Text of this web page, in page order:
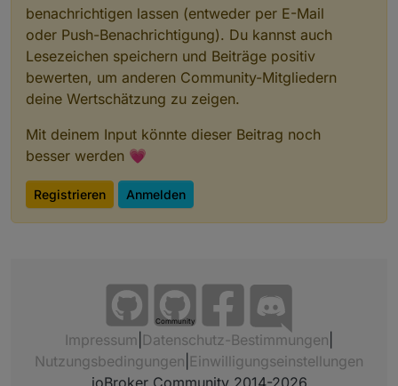
benachrichtigen lassen (entweder per E-Mail
oder Push-Benachrichtigung). Du kannst auch
Lesezeichen speichern und Beiträge positiv
bewerten, um anderen Community-Mitgliedern
deine Wertschätzung zu zeigen.
Mit deinem Input könnte dieser Beitrag noch
besser werden 💗
Registrieren Anmelden
Community
Impressum Datenschutz-Bestimmungen
Nutzungsbedingungen Einwilligungseinstellungen
ioBroker Community 2014-2026